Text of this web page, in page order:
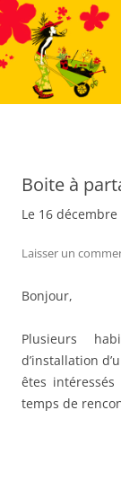
Boite à
Le 16 décembre
Laisser un
Bonjour,
Plusieurs
d’installation
êtes
temps de